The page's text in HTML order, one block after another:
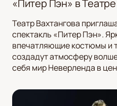
«Питер Пэн» в
Театр Вахтангова
спектакль «Питер Пэн».
впечатляющие костюмы и
создадут атмосферу
себя мир Неверленда в